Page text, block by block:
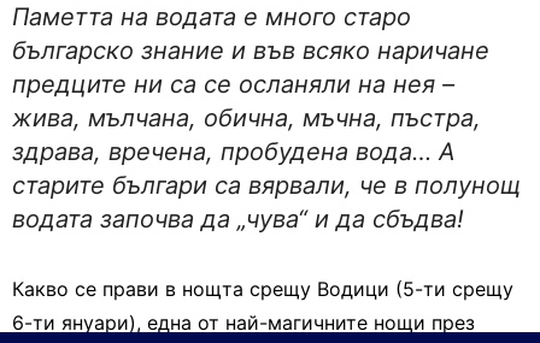
Паметта на водата е много старо
българско знание и във всяко наричане
предците ни са се осланяли на нея –
жива, мълчана, обична, мъчна, пъстра,
здрава, вречена, пробудена вода… А
старите българи са вярвали, че в полунощ
водата започва да „чува“ и да сбъдва!
Какво се прави в нощта срещу Водици (5-ти срещу
6-ти януари), една от най-магичните нощи през